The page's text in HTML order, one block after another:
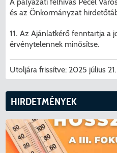
és az Önkormányzat
11. Az Ajánlatkérő fenntartja a
érvénytelennek minősítse.
Utoljára frissítve: 2025 július
HIRDETMÉNYEK